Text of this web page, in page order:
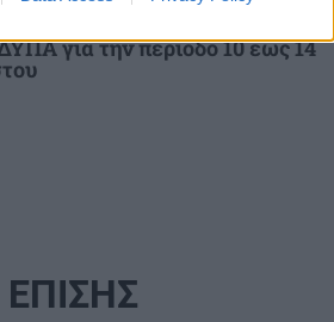
για την περίοδο 10 έως 14